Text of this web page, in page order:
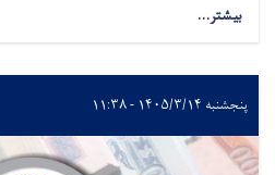
بیشتر...
پنجشنبه ۱۴۰۵/۳/۱۴ - ۱۱:۳۸